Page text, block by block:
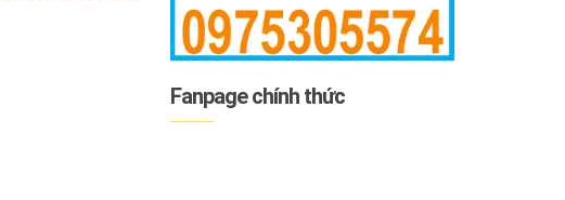
Fanpage chính thức